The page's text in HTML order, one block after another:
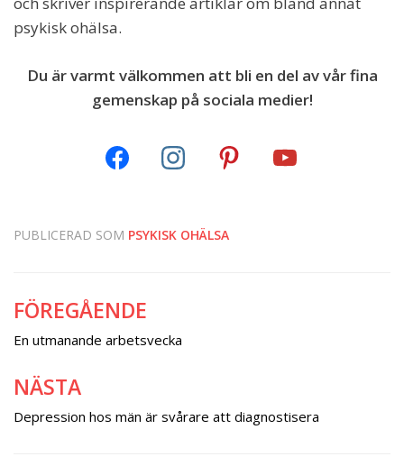
psykisk ohälsa.
Du är varmt välkommen att bli en del av vår fina
gemenskap på sociala medier!
PUBLICERAD SOM PSYKISK OHÄLSA
Inläggsnavigering
FÖREGÅENDE
En utmanande arbetsvecka
NÄSTA
Depression hos män är svårare att diagnostisera